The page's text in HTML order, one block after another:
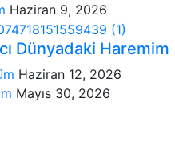
Haziran 9, 2026
Dünyadaki Haremim
Haziran 12, 2026
Mayıs 30, 2026